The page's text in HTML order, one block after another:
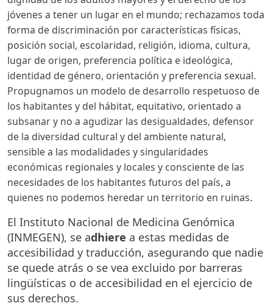
jóvenes a tener un lugar en el mundo; rechazamos toda
forma de discriminación por características físicas,
posición social, escolaridad, religión, idioma, cultura,
lugar de origen, preferencia política e ideológica,
identidad de género, orientación y preferencia sexual.
Propugnamos un modelo de desarrollo respetuoso de
los habitantes y del hábitat, equitativo, orientado a
subsanar y no a agudizar las desigualdades, defensor
de la diversidad cultural y del ambiente natural,
sensible a las modalidades y singularidades
económicas regionales y locales y consciente de las
necesidades de los habitantes futuros del país, a
quienes no podemos heredar un territorio en ruinas.
El Instituto Nacional de Medicina Genómica
(INMEGEN), se adhiere a estas medidas de
accesibilidad y traducción, asegurando que nadie
se quede atrás o se vea excluido por barreras
lingüísticas o de accesibilidad en el ejercicio de
sus derechos.